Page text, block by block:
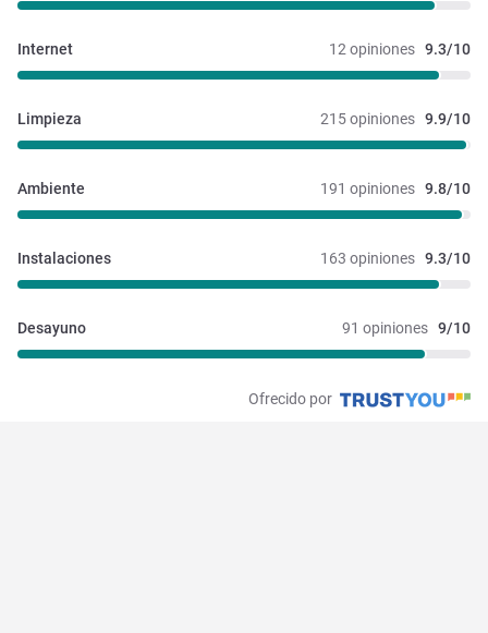
12 opiniones 9.3/10
Internet
215 opiniones 9.9/10
Limpieza
191 opiniones 9.8/10
Ambiente
163 opiniones 9.3/10
Instalaciones
91 opiniones 9/10
Desayuno
Ofrecido por